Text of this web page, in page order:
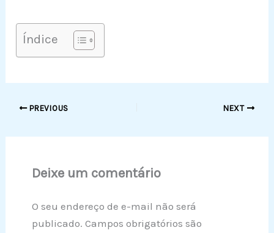
Índice
PREVIOUS NEXT
Deixe um comentário
O seu endereço de e-mail não será
publicado. Campos obrigatórios são